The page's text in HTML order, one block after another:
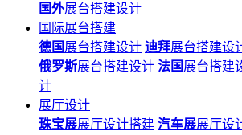
国外展台搭建设计
国际展台搭建
德国 展台搭建设计 迪拜展台搭建设
俄罗斯展台搭建设计 法国 展台搭建
计
展厅设计
珠宝展展厅设计搭建 汽车展展厅设